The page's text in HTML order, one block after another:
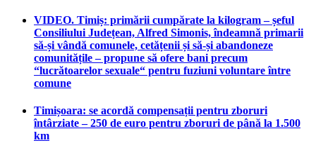
VIDEO. Timiș: primării cumpărate la kilogram – șeful
Consiliului Județean, Alfred Simonis, îndeamnă primarii
să-și vândă comunele, cetățenii și să-și abandoneze
comunitățile – propune să ofere bani precum
“lucrătoarelor sexuale“ pentru fuziuni voluntare între
comune
Timișoara: se acordă compensații pentru zboruri
întârziate – 250 de euro pentru zboruri de până la 1.500
km